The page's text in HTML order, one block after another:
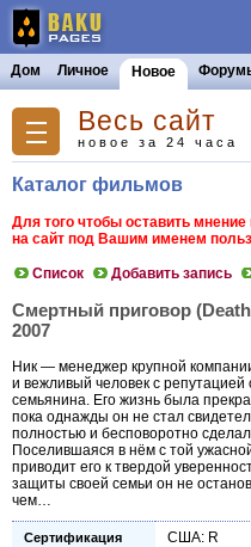
Дом Личное Новое
Весь сайт
новое за 24 часа
Каталог фильмов
Для того чтобы оставить
на сайт под Вашим именем
Список Добавить запись
Смертный приговор
2007
Ник — менеджер крупной
и вежливый человек с репутацией
семьянина. Его жизнь была
пока однажды он не стал
полностью и бесповоротно
Поселившаяся в нём с той
приводит его к твердой
защиты своей семьи он не
чем…
Сертификация США: R